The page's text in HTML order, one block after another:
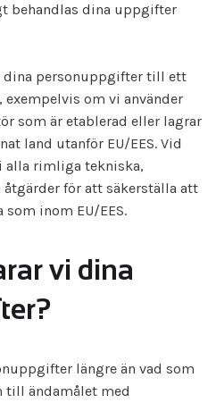
behandlas dina uppgifter
dina personuppgifter till ett
exempelvis om vi använder
som är etablerad eller lagrar
land utanför EU/EES. Vid
alla rimliga tekniska,
för att säkerställa att
inom EU/EES.
vi dina
längre än vad som
till ändamålet med